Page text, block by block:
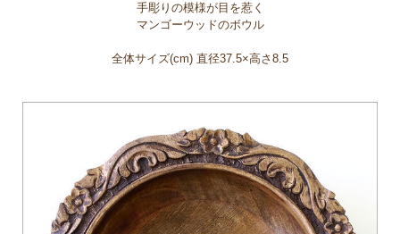
手彫りの模様が目を惹く
マンゴーウッドのボウル
全体サイズ(cm) 直径37.5×高さ8.5